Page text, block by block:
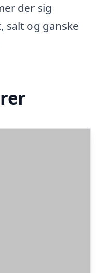
der sig
salt og ganske